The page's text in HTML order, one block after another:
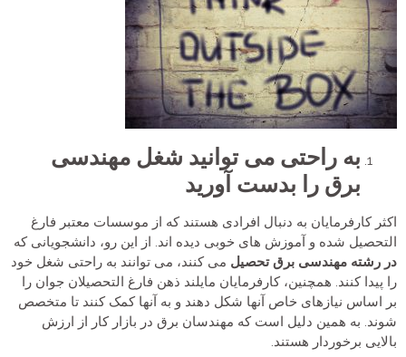
به راحتی می توانید شغل مهندسی
برق را بدست آورید
اکثر کارفرمایان به دنبال افرادی هستند که از موسسات معتبر فارغ
التحصیل شده و آموزش های خوبی دیده اند. از این رو، دانشجویانی که
در رشته مهندسی برق تحصیلمی کنند، می توانند به راحتی شغل خود
را پیدا کنند. همچنین، کارفرمایان مایلند ذهن فارغ التحصیلان جوان را
بر اساس نیازهای خاص آنها شکل دهند و به آنها کمک کنند تا متخصص
شوند. به همین دلیل است که مهندسان برق در بازار کار از ارزش
بالایی برخوردار هستند.